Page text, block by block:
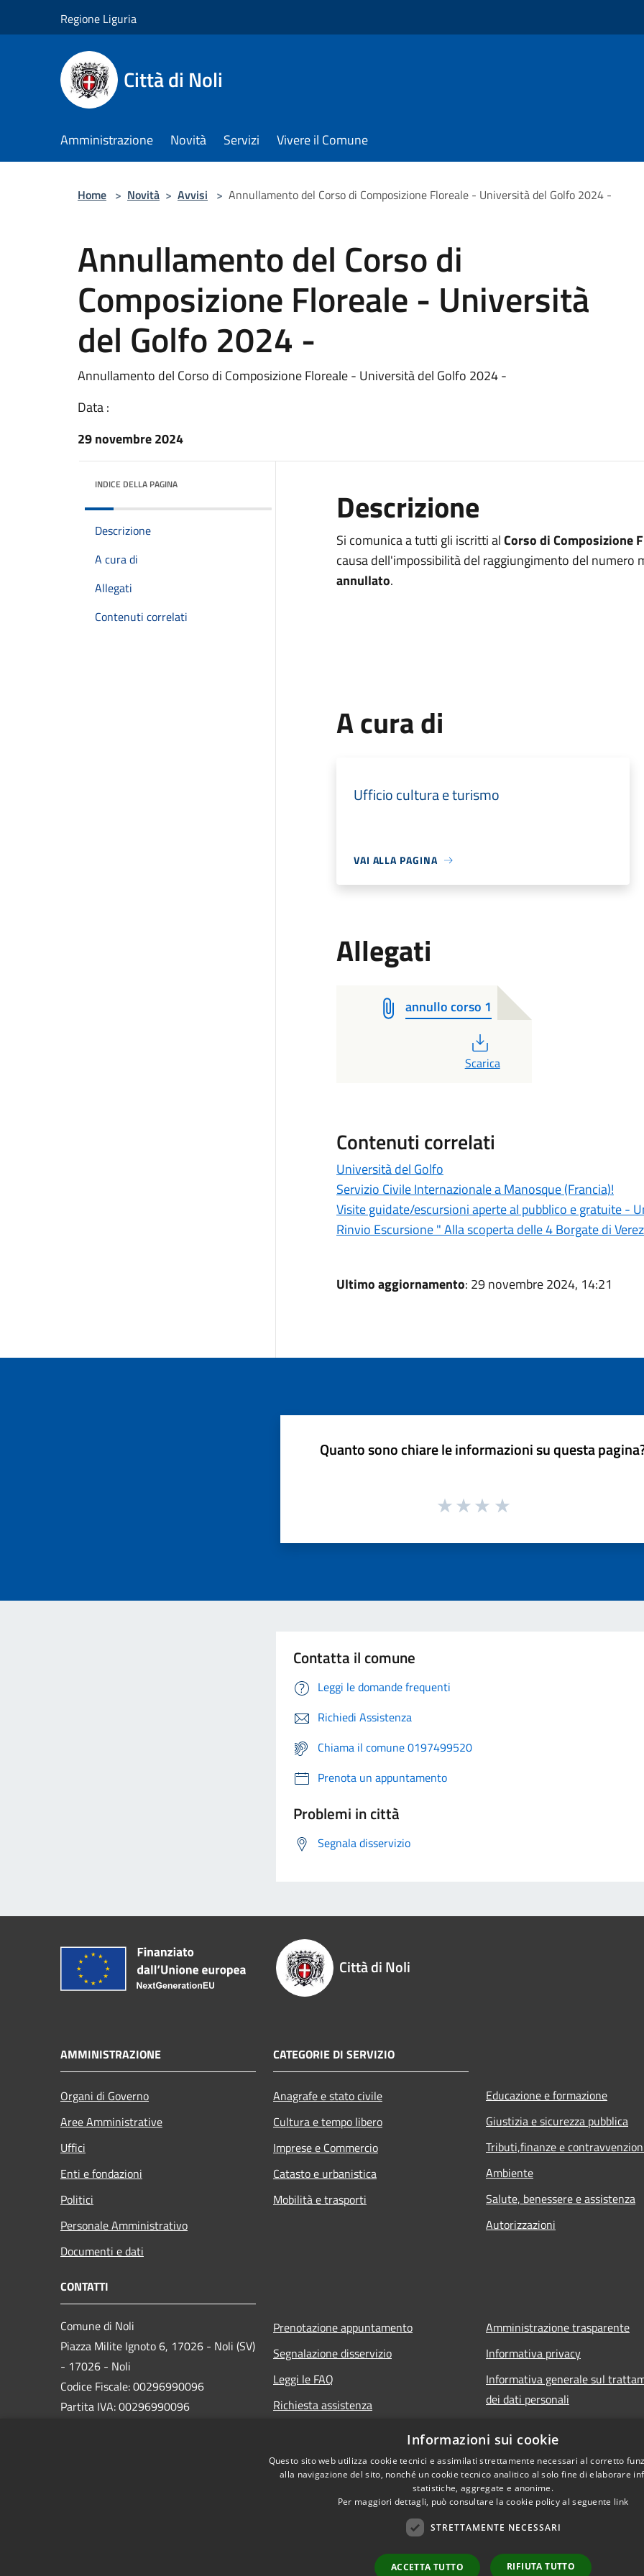
Regione Liguria
Città di Noli
Amministrazione Novità Servizi Vivere il Comune
Home > Novità > Avvisi > Annullamento del Corso di Composizione Floreale - Università del Golfo 2024 -
Annullamento del Corso di
Composizione Floreale - Università
del Golfo 2024 -
Annullamento del Corso di Composizione Floreale - Università del Golfo 2024 -
Data :
29 novembre 2024
INDICE DELLA PAGINA
Descrizione
A cura di
Allegati
Contenuti correlati
Descrizione
Si comunica a tutti gli iscritti alCorso di Composizione
causa dell'impossibilità del raggiungimento del numero
annullato.
A cura di
Ufficio cultura e turismo
VAI ALLA PAGINA
Allegati
annullo corso 1
Scarica
Contenuti correlati
Università del Golfo
Servizio Civile Internazionale a Manosque (Francia)!
Visite guidate/escursioni aperte al pubblico e gratuite -
Rinvio Escursione " Alla scoperta delle 4 Borgate di
Ultimo aggiornamento: 29 novembre 2024, 14:21
Quanto sono chiare le informazioni su questa
Contatta il comune
Leggi le domande frequenti
Richiedi Assistenza
Chiama il comune 0197499520
Prenota un appuntamento
Problemi in città
Segnala disservizio
Città di Noli
AMMINISTRAZIONE
Organi di Governo
Aree Amministrative
Uffici
Enti e fondazioni
Politici
Personale Amministrativo
Documenti e dati
CATEGORIE DI SERVIZIO
Anagrafe e stato civile
Cultura e tempo libero
Imprese e Commercio
Catasto e urbanistica
Mobilità e trasporti
Educazione e formazione
Giustizia e sicurezza pubblica
Tributi,finanze e
Ambiente
Salute, benessere e assistenza
Autorizzazioni
CONTATTI
Comune di Noli
Piazza Milite Ignoto 6, 17026 - Noli (SV)
- 17026 - Noli
Codice Fiscale: 00296990096
Partita IVA: 00296990096
Prenotazione appuntamento
Segnalazione disservizio
Leggi le FAQ
Richiesta assistenza
Amministrazione trasparente
Informativa privacy
Informativa generale sul
dei dati personali
Informazioni sui cookie
Questo sito web utilizza cookie tecnici e assimilati strettamente necessari al corretto
alla navigazione del sito, nonché un cookie tecnico analitico al solo fine di elaborare
statistiche, aggregate e anonime.
Per maggiori dettagli, può consultare la cookie policy al seguente link
STRETTAMENTE NECESSARI
ACCETTA TUTTO RIFIUTA TUTTO